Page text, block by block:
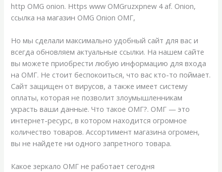
http OMG onion. Https www OMGruzxpnew 4 af. Onion,
ссылка на магазин OMG Onion ОМГ,
Но мы сделали максимально удобный сайт для вас и
всегда обновляем актуальные ссылки. На нашем сайте
вы можете приобрести любую информацию для входа
на ОМГ. Не стоит беспокоиться, что вас кто-то поймает.
Сайт защищен от вирусов, а также имеет систему
оплаты, которая не позволит злоумышленникам
украсть ваши данные. Что такое ОМГ?. ОМГ — это
интернет-ресурс, в котором находится огромное
количество товаров. Ассортимент магазина огромен,
вы не найдете ни одного запретного товара.
Какое зеркало ОМГ не работает сегодня